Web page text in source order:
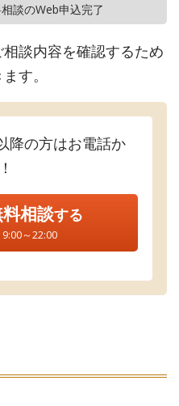
談のWeb申込完了
談内容を確認するため
す。
降の方はお電話か
相談する
9:00～22:00